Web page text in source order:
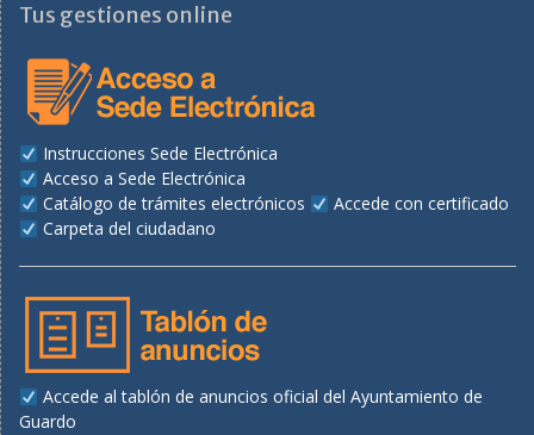
Tus gestiones online
Instrucciones Sede Electrónica
Acceso a Sede Electrónica
Catálogo de trámites electrónicos
Accede con certificado
Carpeta del ciudadano
Accede al tablón de anuncios oficial del Ayuntamiento de
Guardo